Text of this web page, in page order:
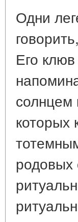
Одни
Его
солнцем
которых
родовых